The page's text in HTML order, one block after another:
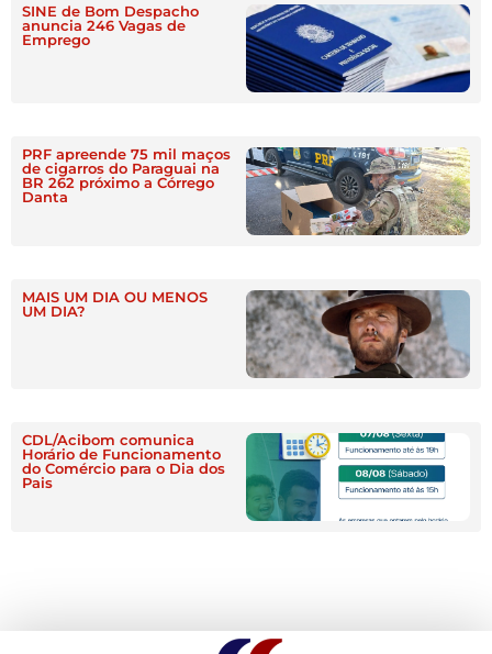
SINE de Bom Despacho
anuncia 246 Vagas de
Emprego
PRF apreende 75 mil maços
de cigarros do Paraguai na
BR 262 próximo a Córrego
Danta
MAIS UM DIA OU MENOS
UM DIA?
CDL/Acibom comunica
Horário de Funcionamento
do Comércio para o Dia dos
Pais